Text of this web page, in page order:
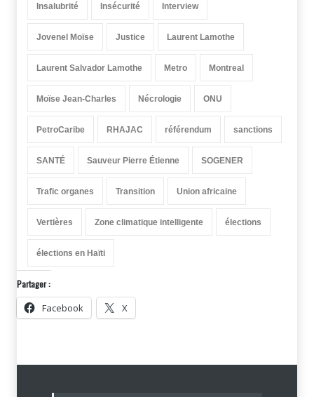
Insalubrité Insécurité Interview
Jovenel Moïse Justice Laurent Lamothe
Laurent Salvador Lamothe Metro Montreal
Moïse Jean-Charles Nécrologie ONU
PetroCaribe RHAJAC référendum sanctions
SANTÉ Sauveur Pierre Étienne SOGENER
Trafic organes Transition Union africaine
Vertières Zone climatique intelligente élections
élections en Haïti
Partager :
Facebook X